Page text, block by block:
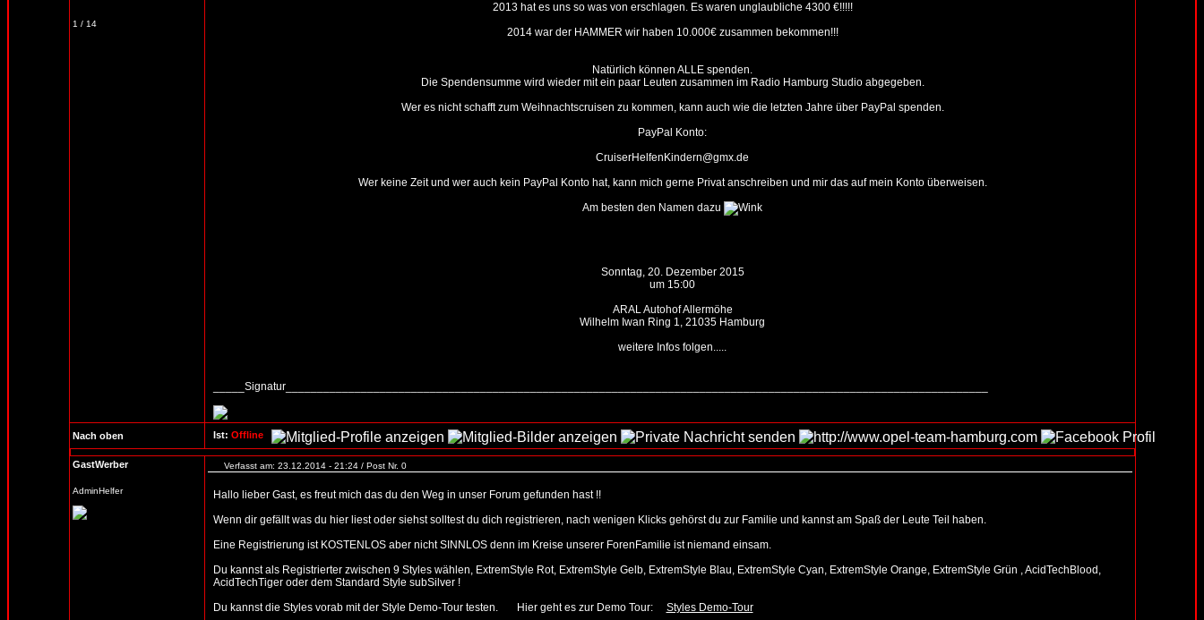
1 / 14
2013 hat es uns so was von erschlagen. Es waren unglaubliche 4300 €!!!!!
2014 war der HAMMER wir haben 10.000€ zusammen bekommen!!!
Natürlich können ALLE spenden.
Die Spendensumme wird wieder mit ein paar Leuten zusammen im Radio Hamburg Studio abgegeben.
Wer es nicht schafft zum Weihnachtscruisen zu kommen, kann auch wie die letzten Jahre über PayPal spenden.
PayPal Konto:
CruiserHelfenKindern@gmx.de
Wer keine Zeit und wer auch kein PayPal Konto hat, kann mich gerne Privat anschreiben und mir das auf mein Konto überweisen.
Am besten den Namen dazu
Sonntag, 20. Dezember 2015
um 15:00
ARAL Autohof Allermöhe
Wilhelm Iwan Ring 1, 21035 Hamburg
weitere Infos folgen.....
_____Signatur________________________________________________________________________________________________________________
Nach oben Ist: Offline
GastWerber
AdminHelfer
Verfasst am: 23.12.2014 - 21:24 / Post Nr. 0
Hallo lieber Gast, es freut mich das du den Weg in unser Forum gefunden hast !!
Wenn dir gefällt was du hier liest oder siehst solltest du dich registrieren, nach wenigen Klicks gehörst du zur Familie und kannst am Spaß der Leute Teil haben.
Eine Registrierung ist KOSTENLOS aber nicht SINNLOS denn im Kreise unserer ForenFamilie ist niemand einsam.
Du kannst als Registrierter zwischen 9 Styles wählen, ExtremStyle Rot, ExtremStyle Gelb, ExtremStyle Blau, ExtremStyle Cyan, ExtremStyle Orange, ExtremStyle Grün , AcidTechBlood,
AcidTechTiger oder dem Standard Style subSilver !
Du kannst die Styles vorab mit der Style Demo-Tour testen. Hier geht es zur Demo Tour: Styles Demo-Tour